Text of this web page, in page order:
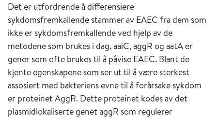
Det er utfordrende å differensiere
sykdomsfremkallende stammer av EAEC fra dem som
ikke er sykdomsfremkallende ved hjelp av de
metodene som brukes i dag. aaiC, aggR og aatA er
gener som ofte brukes til å påvise EAEC. Blant de
kjente egenskapene som ser ut til å være sterkest
assosiert med bakteriens evne til å forårsake sykdom
er proteinet AggR. Dette proteinet kodes av det
plasmidlokaliserte genet aggR som regulerer